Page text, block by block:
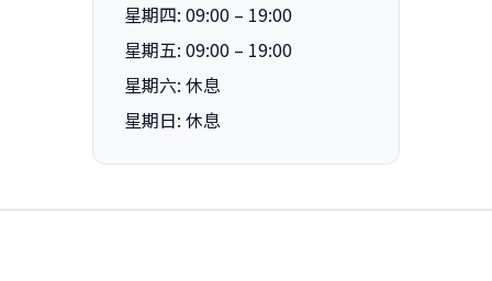
星期四: 09:00 – 19:00
星期五: 09:00 – 19:00
星期六: 休息
星期日: 休息